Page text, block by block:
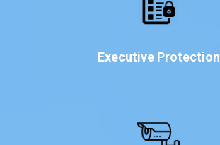
Executive Protection